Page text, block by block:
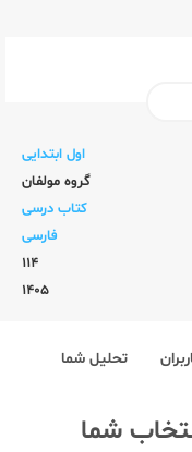
اول ابتدایی
گروه مولفان
کتاب درسی
فارسی
114
1405
تحلیل شما
شما